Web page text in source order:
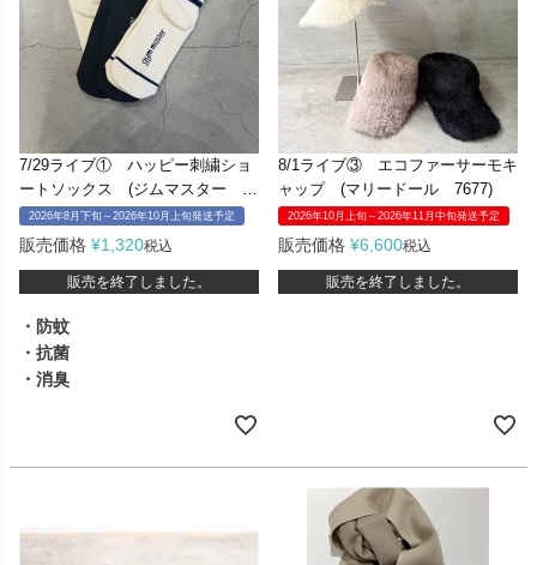
7/29ライブ① ハッピー刺繍ショ
ートソックス (ジムマスター G
466624)
2026年8月下旬～2026年10月上旬発送予定
販売価格 ¥1,320税込
販売を終了しました。
・防蚊
・抗菌
・消臭
8/1ライブ③ エコファーサーモキ
ャップ (マリードール 7677)
2026年10月上旬～2026年11月中旬発送予定
販売価格 ¥6,600税込
販売を終了しました。